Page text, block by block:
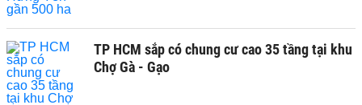
TP HCM sắp có chung cư cao 35 tầng tại khu
Chợ Gà - Gạo